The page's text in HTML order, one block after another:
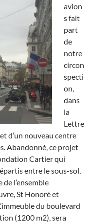
avion
s fait
part
de
notre
circon
specti
on,
dans
la
Lettre
d’un nouveau centre
Abandonné, ce projet
Cartier qui
entre le sous-sol,
l’ensemble
St Honoré et
du boulevard
(1200 m2), sera